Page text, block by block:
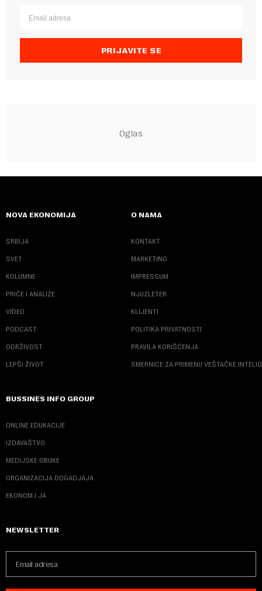
PRIJAVITE SE
NOVA EKONOMIJA
SRBIJA
SVET
KOLUMNE
PRIČE I ANALIZE
VIDEO
PODCAST
ODRŽIVOST
LEPŠI ŽIVOT
O NAMA
KONTAKT
MARKETING
IMPRESSUM
NJUZLETER
KLIJENTI
POLITIKA PRIVATNOSTI
PRAVILA KORIŠĆENJA
SMERNICE ZA PRIMENU VEŠTAČKE
BUSSINES INFO GROUP
ONLINE EDUKACIJE
IZDAVAŠTVO
MEDIJSKE OBUKE
ORGANIZACIJA DOGADJAJA
EKONOM I JA
NEWSLETTER